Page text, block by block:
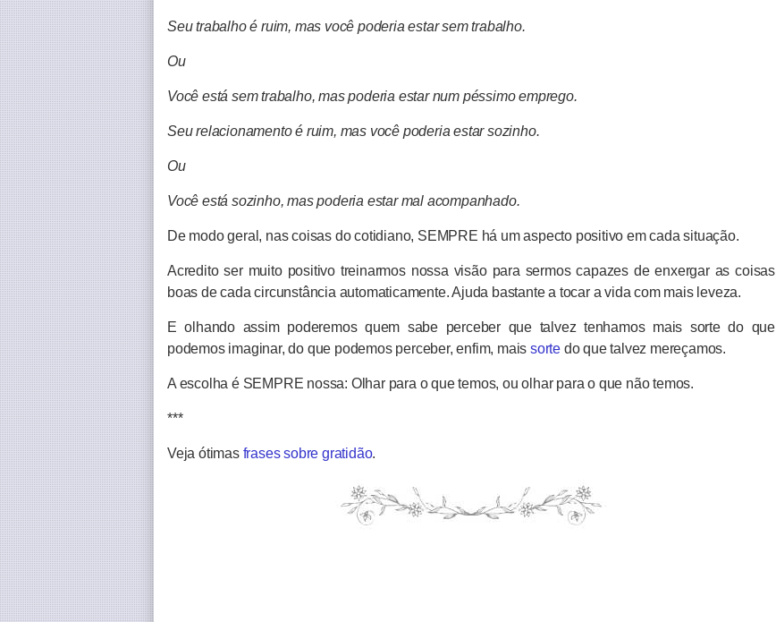
Seu trabalho é ruim, mas você poderia estar sem trabalho.
Ou
Você está sem trabalho, mas poderia estar num péssimo emprego.
Seu relacionamento é ruim, mas você poderia estar sozinho.
Ou
Você está sozinho, mas poderia estar mal acompanhado.
De modo geral, nas coisas do cotidiano, SEMPRE há um aspecto positivo em cada situação.
Acredito ser muito positivo treinarmos nossa visão para sermos capazes de enxergar as coisas
boas de cada circunstância automaticamente. Ajuda bastante a tocar a vida com mais leveza.
E olhando assim poderemos quem sabe perceber que talvez tenhamos mais sorte do que
podemos imaginar, do que podemos perceber, enfim, mais sorte do que talvez mereçamos.
A escolha é SEMPRE nossa: Olhar para o que temos, ou olhar para o que não temos.
***
Veja ótimas frases sobre gratidão.